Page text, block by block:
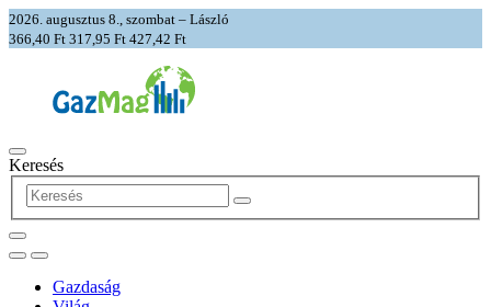
2026. augusztus 8., szombat – László
366,40 Ft 317,95 Ft 427,42 Ft
Keresés
Gazdaság